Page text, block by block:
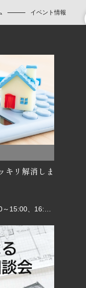
イベント情報
キリ解消しま
10:00～12:00、13:00～15:00、16:00～18:00